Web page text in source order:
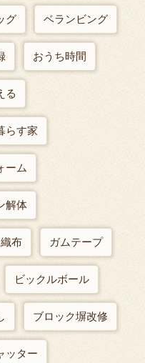
グ ベランビング
おうち時間
る
らす家
ーム
解体
布 ガムテープ
ビックルボール
ブロック塀改修
ッター